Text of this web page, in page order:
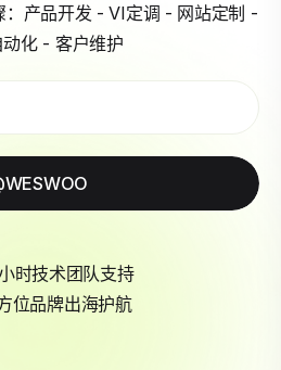
：产品开发 - VI定调 - 网站定制 -
化 - 客户维护
时技术团队支持
位品牌出海护航